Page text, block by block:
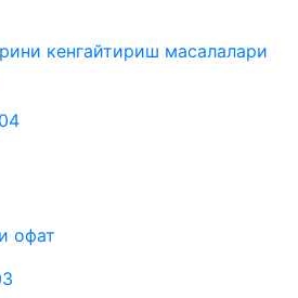
кенгайтириш масалалари
офат